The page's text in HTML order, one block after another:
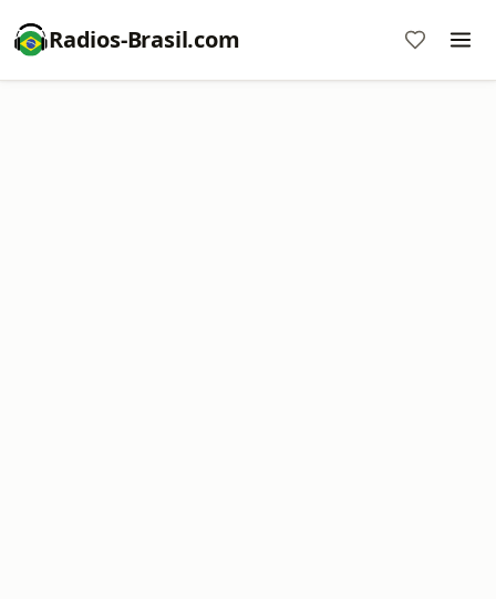
Radios-Brasil.com